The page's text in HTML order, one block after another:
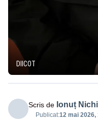
DIICOT
Scris de Ionuț
Publicat:12 mai 2026,